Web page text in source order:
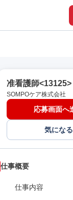
准看護師
SOMPOケア株式会社
応募画面へ
気になる
仕事概要
仕事内容